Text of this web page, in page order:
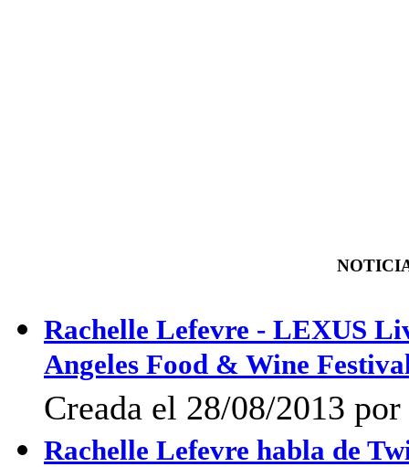
Rachelle Lefevre - LEXUS
Angeles Food & Wine
Creada el 28/08/2013
Rachelle Lefevre habla de